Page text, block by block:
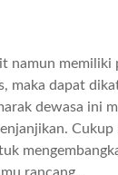
namun memiliki
maka dapat
dewasa ini